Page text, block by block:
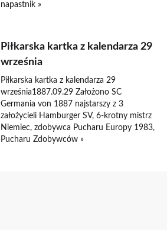
napastnik »
Piłkarska kartka z kalendarza 29
września
Piłkarska kartka z kalendarza 29
września1887.09.29 Założono SC
Germania von 1887 najstarszy z 3
założycieli Hamburger SV, 6-krotny mistrz
Niemiec, zdobywca Pucharu Europy 1983,
Pucharu Zdobywców »